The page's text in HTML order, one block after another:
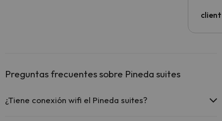
Preguntas frecuentes sobre Pineda suites
¿Tiene conexión wifi el Pineda suites?